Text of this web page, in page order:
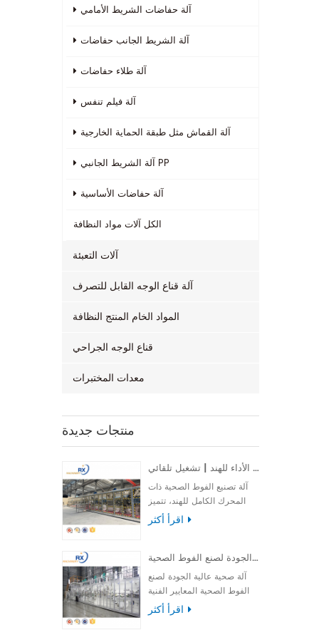
آلة حفاضات الشريط الأمامي
آلة الشريط الجانب حفاضات
آلة طلاء حفاضات
آلة فيلم تنفس
آلة القماش مثل طبقة الحماية الخارجية
آلة الشريط الجانبي PP
آلة حفاضات الأساسية
الكل آلات مواد النظافة
آلات التعبئة
آلة قناع الوجه القابل للتصرف
المواد الخام المنتج النظافة
قناع الوجه الجراحي
معدات المختبرات
منتجات جديدة
آلة تصنيع فوط صحية كاملة الأداء للهند | تشغيل تلقائي
آلة تصنيع الفوط الصحية ذات
المحرك الكامل للهند، تتميز
بالسرعة العالية والأداء
المستقر والتشغيل السهل
اقرأ أكثر
آلة صحية عالية الجودة لصنع الفوط الصحية
آلة صحية عالية الجودة لصنع
الفوط الصحية المعايير الفنية
الرئيسية لـ آلة إنتاج الفوط
الصحية غرض خط إنتاج الفوط
اقرأ أكثر